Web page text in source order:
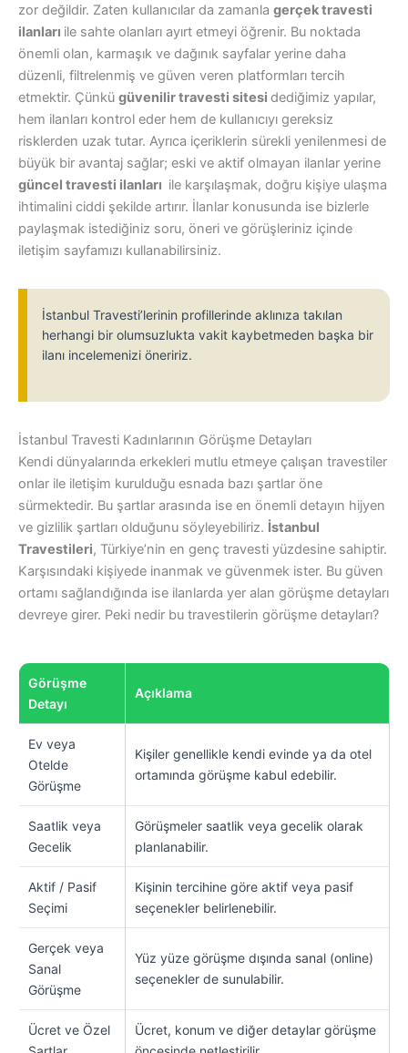
zor değildir. Zaten kullanıcılar da zamanla gerçek travesti
ilanları ile sahte olanları ayırt etmeyi öğrenir. Bu noktada
önemli olan, karmaşık ve dağınık sayfalar yerine daha
düzenli, filtrelenmiş ve güven veren platformları tercih
etmektir. Çünkü güvenilir travesti sitesi dediğimiz yapılar,
hem ilanları kontrol eder hem de kullanıcıyı gereksiz
risklerden uzak tutar. Ayrıca içeriklerin sürekli yenilenmesi de
büyük bir avantaj sağlar; eski ve aktif olmayan ilanlar yerine
güncel travesti ilanları ile karşılaşmak, doğru kişiye ulaşma
ihtimalini ciddi şekilde artırır. İlanlar konusunda ise bizlerle
paylaşmak istediğiniz soru, öneri ve görüşleriniz içinde
iletişim sayfamızı kullanabilirsiniz.
İstanbul Travesti’lerinin profillerinde aklınıza takılan
herhangi bir olumsuzlukta vakit kaybetmeden başka bir
ilanı incelemenizi öneririz.
İstanbul Travesti Kadınlarının Görüşme Detayları
Kendi dünyalarında erkekleri mutlu etmeye çalışan travestiler
onlar ile iletişim kurulduğu esnada bazı şartlar öne
sürmektedir. Bu şartlar arasında ise en önemli detayın hijyen
ve gizlilik şartları olduğunu söyleyebiliriz. İstanbul
Travestileri, Türkiye’nin en genç travesti yüzdesine sahiptir.
Karşısındaki kişiyede inanmak ve güvenmek ister. Bu güven
ortamı sağlandığında ise ilanlarda yer alan görüşme detayları
devreye girer. Peki nedir bu travestilerin görüşme detayları?
Görüşme
Detayı
Açıklama
Ev veya
Otelde
Görüşme
Kişiler genellikle kendi evinde ya da otel
ortamında görüşme kabul edebilir.
Saatlik veya
Gecelik
Görüşmeler saatlik veya gecelik olarak
planlanabilir.
Aktif / Pasif
Seçimi
Kişinin tercihine göre aktif veya pasif
seçenekler belirlenebilir.
Gerçek veya
Sanal
Görüşme
Yüz yüze görüşme dışında sanal (online)
seçenekler de sunulabilir.
Ücret ve Özel
Ücret, konum ve diğer detaylar görüşme